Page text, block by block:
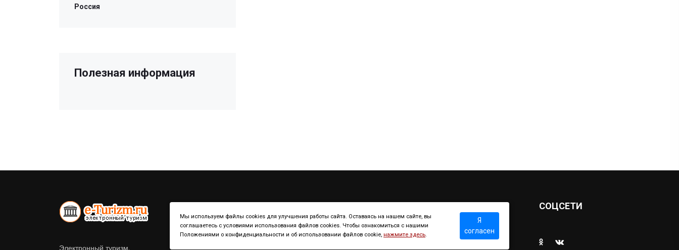
Россия
Полезная информация
Электронный туризм.
СОЦСЕТИ
Мы используем файлы cookies для улучшения работы сайта. Оставаясь на нашем сайте, вы
соглашаетесь с условиями использования файлов cookies. Чтобы ознакомиться с нашими
Положениями о конфиденциальности и об использовании файлов cookie, нажмите здесь.
Я
согласен